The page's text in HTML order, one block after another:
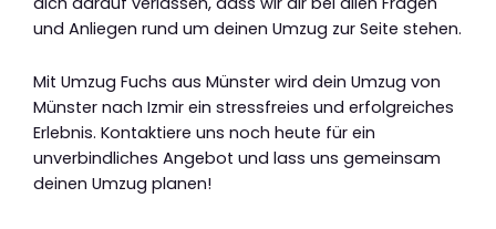
und Anliegen rund um deinen Umzug zur Seite stehen.
Mit Umzug Fuchs aus Münster wird dein Umzug von
Münster nach Izmir ein stressfreies und erfolgreiches
Erlebnis. Kontaktiere uns noch heute für ein
unverbindliches Angebot und lass uns gemeinsam
deinen Umzug planen!